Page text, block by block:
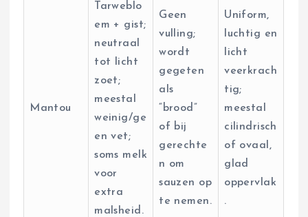
Mantou
Tarweblo
em + gist;
neutraal
tot licht
zoet;
meestal
weinig/ge
en vet;
soms melk
voor
extra
malsheid.
Geen
vulling;
wordt
gegeten
als
“brood”
of bij
gerechte
n om
sauzen op
te nemen.
Uniform,
luchtig en
licht
veerkrach
tig;
meestal
cilindrisch
of ovaal,
glad
oppervlak
.